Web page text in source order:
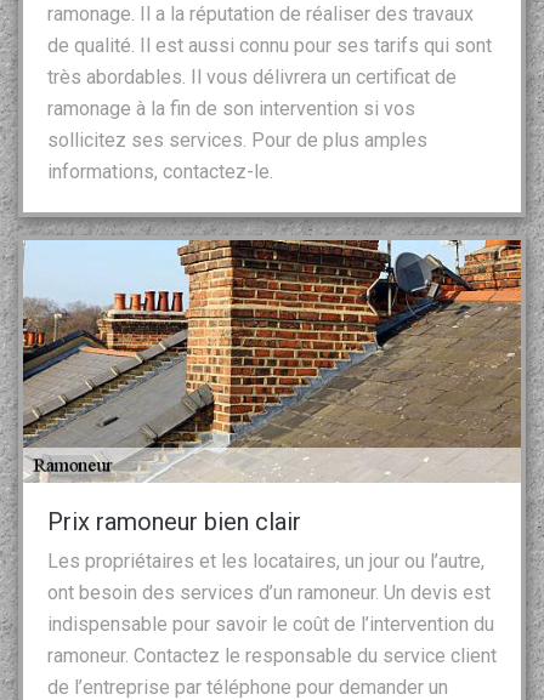
ramonage. Il a la réputation de réaliser des travaux
de qualité. Il est aussi connu pour ses tarifs qui sont
très abordables. Il vous délivrera un certificat de
ramonage à la fin de son intervention si vos
sollicitez ses services. Pour de plus amples
informations, contactez-le.
Prix ramoneur bien clair
Les propriétaires et les locataires, un jour ou l’autre,
ont besoin des services d’un ramoneur. Un devis est
indispensable pour savoir le coût de l’intervention du
ramoneur. Contactez le responsable du service client
de l’entreprise par téléphone pour demander un